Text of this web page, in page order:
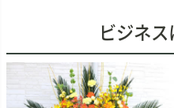
ビジネ